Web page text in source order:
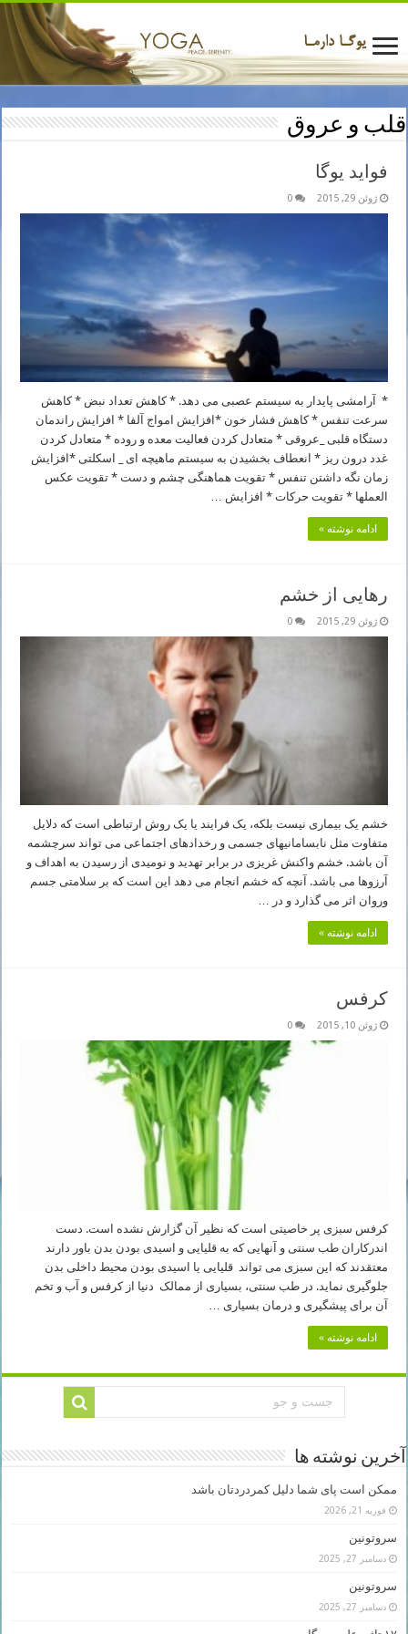
قلب و عروق
فواید یوگا
ژوئن 29, 2015 0
* آرامشی پایدار به سیستم عصبی می دهد. * کاهش تعداد نبض * کاهش
سرعت تنفس * کاهش فشار خون *افزایش امواج آلفا * افزایش راندمان
دستگاه قلبی _عروقی * متعادل کردن فعالیت معده و روده * متعادل کردن
غدد درون ریز * انعطاف بخشیدن به سیستم ماهیچه ای _ اسکلتی *افزایش
زمان نگه داشتن تنفس * تقویت هماهنگی چشم و دست * تقویت عکس
العملها * تقویت حرکات * افزایش …
ادامه نوشته »
رهایی از خشم
ژوئن 29, 2015 0
خشم یک بیماری نیست بلکه، یک فرایند یا یک روش ارتباطی است که دلایل
متفاوت مثل نابسامانیهای جسمی و رخدادهای اجتماعی می تواند سرچشمه
آن باشد. خشم واکنش غریزی در برابر تهدید و نومیدی از رسیدن به اهداف و
آرزوها می باشد. آنچه که خشم انجام می دهد این است که بر سلامتی جسم
وروان اثر می گذارد و در …
ادامه نوشته »
کرفس
ژوئن 10, 2015 0
کرفس سبزی پر خاصیتی است که نظیر آن گزارش نشده است. دست
اندرکاران طب سنتی و آنهایی که به قلیایی و اسیدی بودن بدن باور دارند
معتقدند که این سبزی می تواند قلیایی یا اسیدی بودن محیط داخلی بدن
جلوگیری نماید. در طب سنتی، بسیاری از ممالک دنیا از کرفس و آب و تخم
آن برای پیشگیری و درمان بسیاری …
ادامه نوشته »
آخرین نوشته ها
ممکن است پای شما دلیل کمردردتان باشد
فوریه 21, 2026
سروتونین
دسامبر 27, 2025
سروتونین
دسامبر 27, 2025